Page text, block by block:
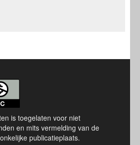
is toegelaten voor niet
en mits vermelding van de
publicatieplaats.